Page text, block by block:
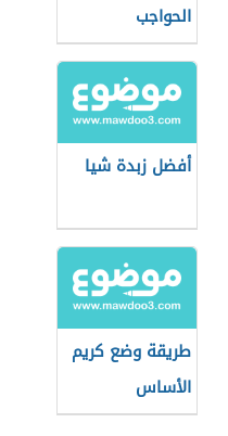
الحواجب
أفضل زبدة شيا
طريقة وضع كريم
الأساس